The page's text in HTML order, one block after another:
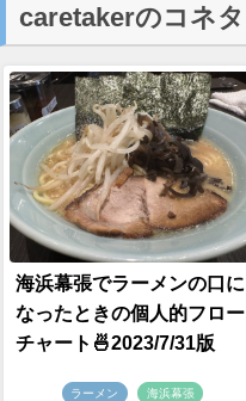
caretakerのコネタ
海浜幕張でラーメンの口に
なったときの個人的フロー
チャート🍜2023/7/31版
ラーメン 海浜幕張